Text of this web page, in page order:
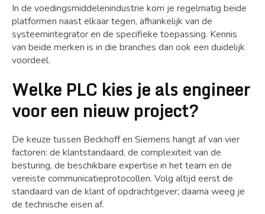
In de voedingsmiddelenindustrie kom je regelmatig beide
platformen naast elkaar tegen, afhankelijk van de
systeemintegrator en de specifieke toepassing. Kennis
van beide merken is in die branches dan ook een duidelijk
voordeel.
Welke PLC kies je als engineer
voor een nieuw project?
De keuze tussen Beckhoff en Siemens hangt af van vier
factoren: de klantstandaard, de complexiteit van de
besturing, de beschikbare expertise in het team en de
vereiste communicatieprotocollen. Volg altijd eerst de
standaard van de klant of opdrachtgever; daarna weeg je
de technische eisen af.